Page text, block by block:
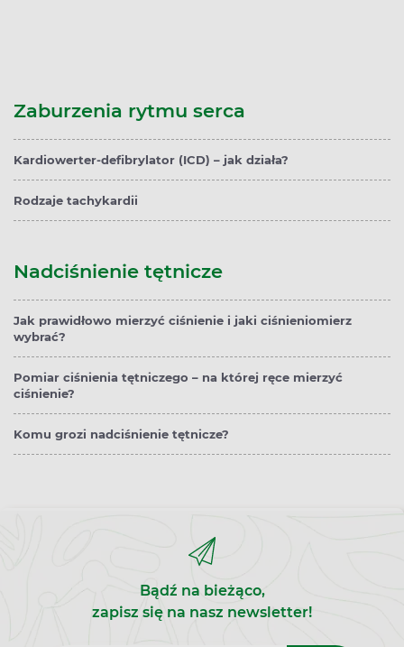
Zaburzenia rytmu serca
Kardiowerter-defibrylator (ICD) – jak działa?
Rodzaje tachykardii
Nadciśnienie tętnicze
Jak prawidłowo mierzyć ciśnienie i jaki ciśnieniomierz
wybrać?
Pomiar ciśnienia tętniczego – na której ręce mierzyć
ciśnienie?
Komu grozi nadciśnienie tętnicze?
Bądź na bieżąco,
zapisz się na nasz newsletter!